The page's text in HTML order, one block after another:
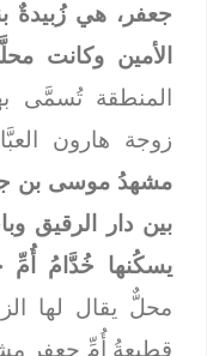
جعفر، هي زُبيدةٌ
الأمين وكانت
المنطقة تُسمَّى
زوجة هارون
مشهدُ موسى بن
بين دار الرقيق
يسكُنها خُدَّامُ أُمِّ
محلٌّ يقال لها
قطيعةُ أُمِّ جعفر